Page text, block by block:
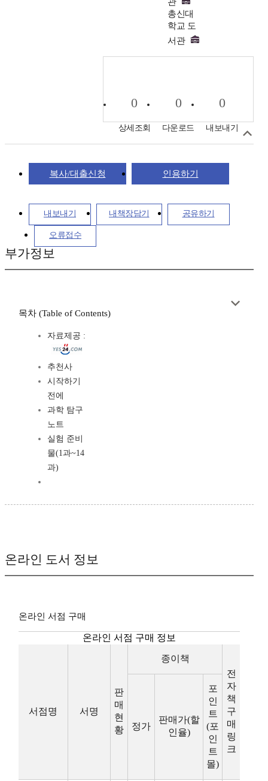
관
총신대
학교 도
서관
0
상세조회
0
다운로드
0
내보내기
복사/대출신청 인용하기
내보내기 내책장담기 공유하기
오류접수
부가정보
목차 (Table of Contents)
자료제공 :
추천사
시작하기
전에
과학 탐구
노트
실험 준비
물(1과~14
과)
온라인 도서 정보
온라인 서점 구매
온라인 서점 구매 정보
서점명 서명
판
매
현
황
종이책
전
자
책
구
매
링
크
정가
판매가(할
인율)
포
인
트
(포
인
트
몰)